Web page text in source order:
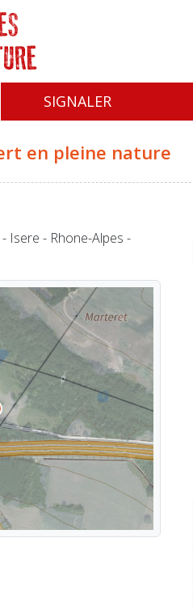
SIGNALER
en pleine nature
Isere - Rhone-Alpes -